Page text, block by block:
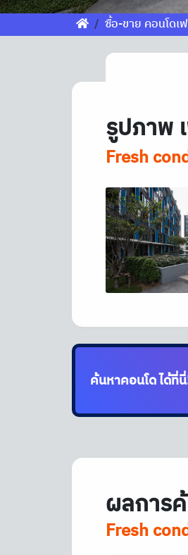
ซื้อ-ขาย คอนโดเ
รูปภาพ
Fresh
ค้นหาคอนโด
ผลการ
Fresh